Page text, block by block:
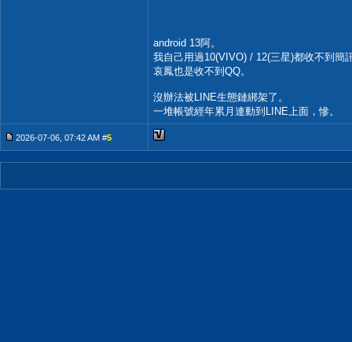
android 13阿。
我自己用過10(VIVO) / 12(三星)都收不到簡
哀鳳也是收不到QQ。
沒辦法被LINE生態鏈綁架了。
一堆帳號經年累月連動到LINE上面，慘。
2026-07-06, 07:42 AM #5